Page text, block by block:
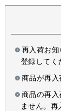
再入荷お
登録してく
商品が再入
商品の再入
ません。再